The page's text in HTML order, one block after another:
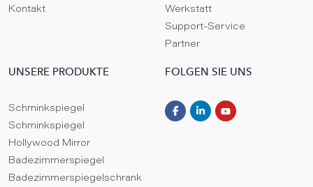
Kontakt
Werkstatt
Support-Service
Partner
UNSERE PRODUKTE
Schminkspiegel
Schminkspiegel
Hollywood Mirror
Badezimmerspiegel
Badezimmerspiegelschrank
FOLGEN SIE UNS